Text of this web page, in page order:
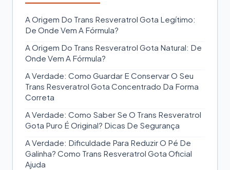
A Origem Do Trans Resveratrol Gota Legítimo:
De Onde Vem A Fórmula?
A Origem Do Trans Resveratrol Gota Natural: De
Onde Vem A Fórmula?
A Verdade: Como Guardar E Conservar O Seu
Trans Resveratrol Gota Concentrado Da Forma
Correta
A Verdade: Como Saber Se O Trans Resveratrol
Gota Puro É Original? Dicas De Segurança
A Verdade: Dificuldade Para Reduzir O Pé De
Galinha? Como Trans Resveratrol Gota Oficial
Ajuda